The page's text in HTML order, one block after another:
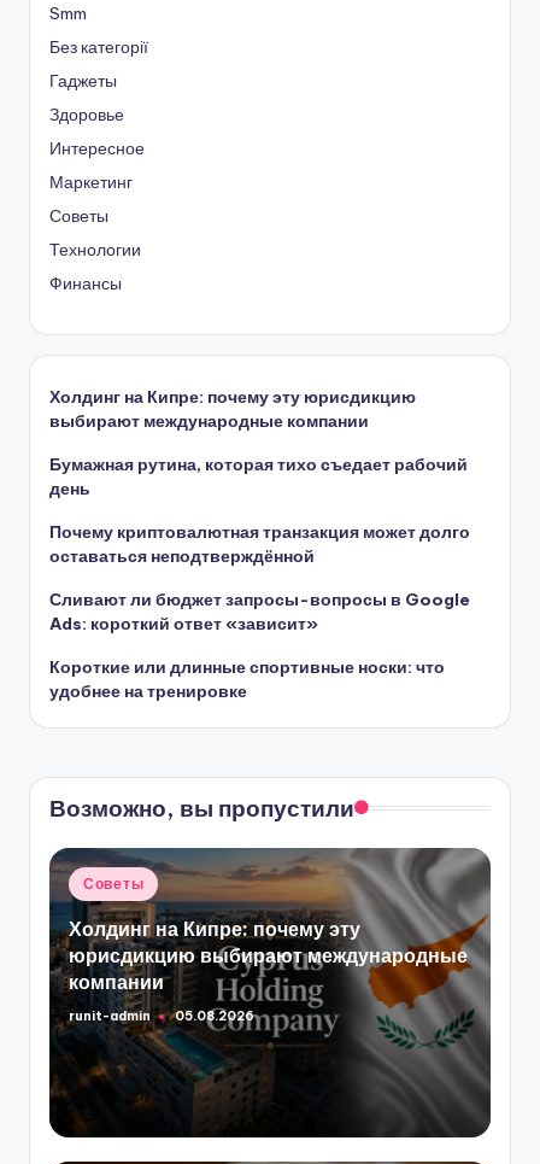
Smm
Без категорії
Гаджеты
Здоровье
Интересное
Маркетинг
Советы
Технологии
Финансы
Холдинг на Кипре: почему эту юрисдикцию
выбирают международные компании
Бумажная рутина, которая тихо съедает рабочий
день
Почему криптовалютная транзакция может долго
оставаться неподтверждённой
Сливают ли бюджет запросы-вопросы в Google
Ads: короткий ответ «зависит»
Короткие или длинные спортивные носки: что
удобнее на тренировке
Возможно, вы пропустили
Опубликовано
в
Советы
Холдинг на Кипре: почему эту
юрисдикцию выбирают международные
компании
Запись
runit-admin 05.08.2026